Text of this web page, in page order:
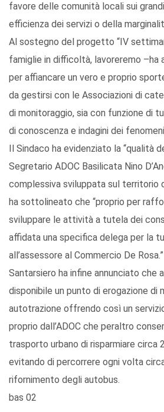
favore delle comunità locali sui
efficienza dei servizi o della
Al sostegno del progetto “IV
famiglie in difficoltà, lavoreremo –ha
per affiancare un vero e proprio
da gestirsi con le Associazioni di
di monitoraggio, sia con funzione di
di conoscenza e indagini dei
Il Sindaco ha evidenziato la “qualità
Segretario ADOC Basilicata Nino
complessiva sviluppata sul territorio
ha sottolineato che “proprio per
sviluppare le attività a tutela dei
affidata una specifica delega per la
all’assessore al Commercio De Rosa.”
Santarsiero ha infine annunciato che
disponibile un punto di erogazione di
autotrazione offrendo così un
proprio dall’ADOC che peraltro
trasporto urbano di risparmiare circa
evitando di percorrere ogni volta
rifornimento degli autobus.
bas 02